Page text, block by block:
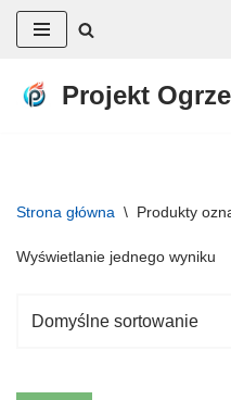
do
Projekt
Strona główna \ Produkty
Wyświetlanie jednego wyniku